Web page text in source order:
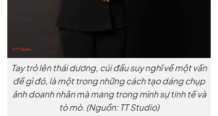
Tay trỏ lên thái dương, cúi đầu suy nghĩ về một vấn
đề gì đó, là một trong những cách tạo dáng chụp
ảnh doanh nhân mà mang trong mình sự tinh tế và
tò mò. (Nguồn: TT Studio)